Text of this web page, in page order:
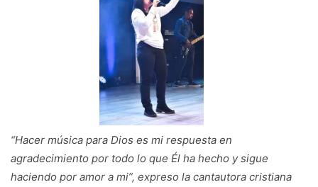
“Hacer música para Dios es mi respuesta en
agradecimiento por todo lo que Él ha hecho y sigue
haciendo por amor a mi”, expreso la cantautora cristiana